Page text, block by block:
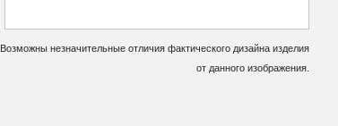
Возможны незначительные отличия фактического дизайна изделия
от данного изображения.